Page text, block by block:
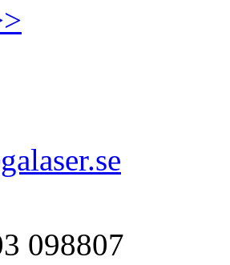
098807